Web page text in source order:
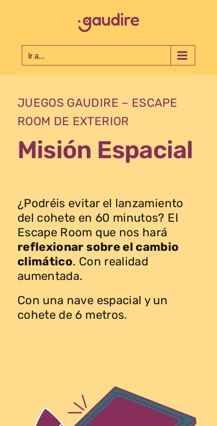
Ir a...
JUEGOS GAUDIRE – ESCAPE
ROOM DE EXTERIOR
Misión Espacial
¿Podréis evitar el lanzamiento
del cohete en 60 minutos? El
Escape Room que nos hará
reflexionar sobre el cambio
climático. Con realidad
aumentada.
Con una nave espacial y un
cohete de 6 metros.